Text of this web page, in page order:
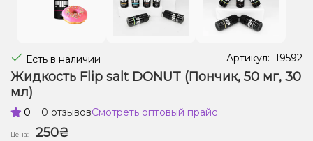
Есть в наличии Артикул: 19592
Жидкость Flip salt DONUT (Пончик, 50 мг, 30
мл)
0 0 отзывовСмотреть оптовый прайс
Цена:
250₴